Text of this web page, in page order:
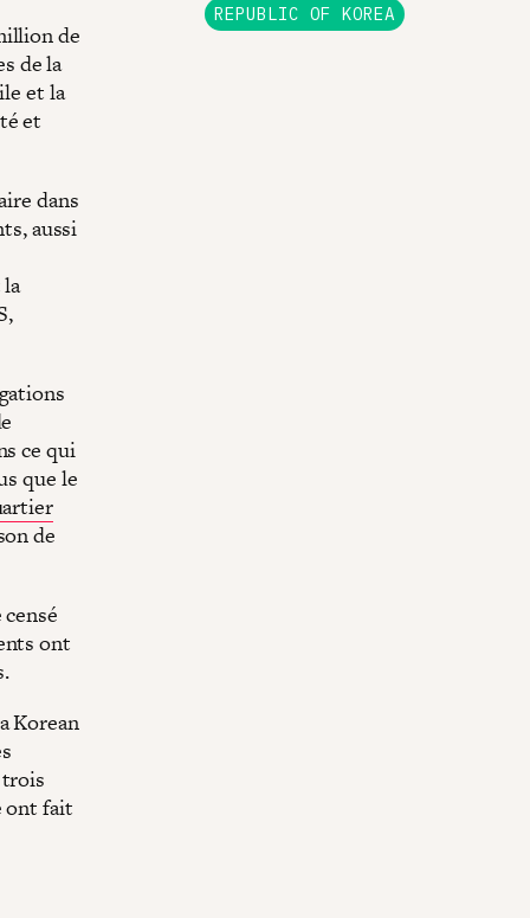
de
de la
et la
et
dans
aussi
la
ce qui
que le
de
ont
Korean
ont fait
REPUBLIC OF KOREA